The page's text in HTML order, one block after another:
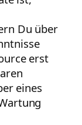
Du über
erst
eines